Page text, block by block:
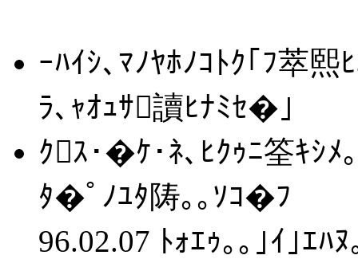
ｰﾊｲｼ､ﾏﾉﾔﾎﾉｺﾄｸ｢ﾌ萃
ﾗ､ｬｵｭｻ讀ﾋﾅﾐｾ�｣
ｸｽ･�ｹ･ﾈ､ﾋｸｩﾆ筌ｷｼﾒ
ﾀ�ﾟﾉﾕﾀ陦｡｡ｿｺ�ﾌ
96.02.07 ﾄｫｴｩ｡｡｣ｲ｣ｴﾊ